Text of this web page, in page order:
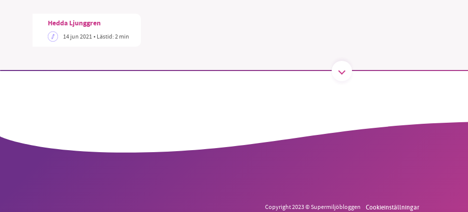
Hedda Ljunggren
14 jun 2021• Lästid:2 min
Copyright 2023 © Supermiljöbloggen Cookieinställningar
nyhetsbevakning och granskningar. Nu vill vi utveckla vårt arbete –
1231368703